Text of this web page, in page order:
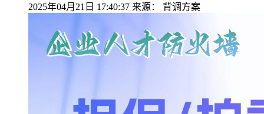
2025年04月21日 17:40:37 来源： 背调方案